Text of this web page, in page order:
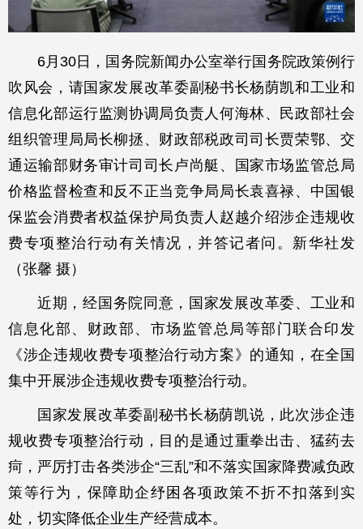
6月30日，国务院新闻办公室举行国务院政策例行
吹风会，请国家发展改革委副秘书长杨荫凯和工业和
信息化部运行监测协调局负责人何海林、民政部社会
组织管理局局长柳拯、财政部税政司司长贾荣鄂、交
通运输部财务审计司司长卢尚艇、国家市场监管总局
价格监督检查和反不正当竞争局局长袁喜禄、中国银
保监会消费者权益保护局负责人赵越介绍涉企违规收
费专项整治行动有关情况，并答记者问。新华社发
（张馨 摄）
近期，经国务院同意，国家发展改革委、工业和
信息化部、财政部、市场监管总局等部门联合印发
《涉企违规收费专项整治行动方案》的通知，在全国
集中开展涉企违规收费专项整治行动。
国家发展改革委副秘书长杨荫凯说，此次涉企违
规收费专项整治行动，目的是通过重拳出击、猛药去
疴，严厉打击各类涉企“三乱”和不落实国家降费减负政
策等行为，保障助企纾困各项政策不折不扣落到实
处，切实降低企业生产经营成本。